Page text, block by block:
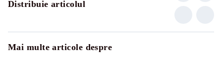
Distribuie articolul
Mai multe articole despre